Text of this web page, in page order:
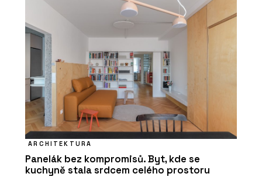
ARCHITEKTURA
Panelák bez kompromisů. Byt, kde se
kuchyně stala srdcem celého prostoru